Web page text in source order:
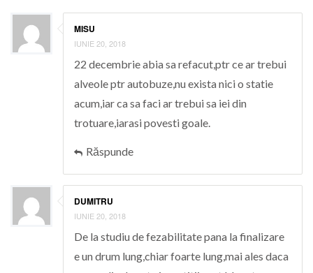
MISU
IUNIE 20, 2018
22 decembrie abia sa refacut,ptr ce ar trebui
alveole ptr autobuze,nu exista nici o statie
acum,iar ca sa faci ar trebui sa iei din
trotuare,iarasi povesti goale.
Răspunde
DUMITRU
IUNIE 20, 2018
De la studiu de fezabilitate pana la finalizare
e un drum lung,chiar foarte lung,mai ales daca